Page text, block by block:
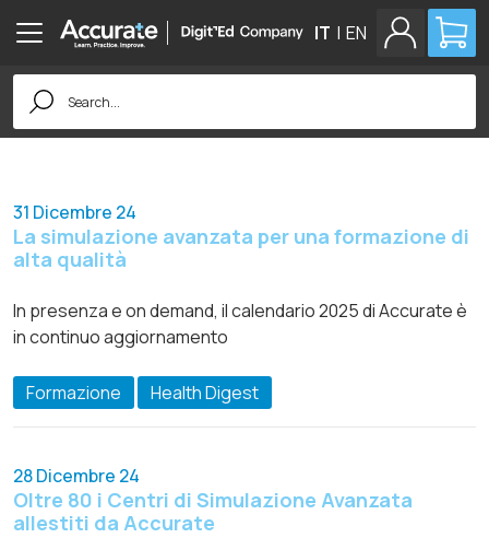
IT | EN
Search
for:
31 Dicembre 24
La simulazione avanzata per una formazione di
alta qualità
In presenza e on demand, il calendario 2025 di Accurate è
in continuo aggiornamento
Formazione Health Digest
28 Dicembre 24
Oltre 80 i Centri di Simulazione Avanzata
allestiti da Accurate